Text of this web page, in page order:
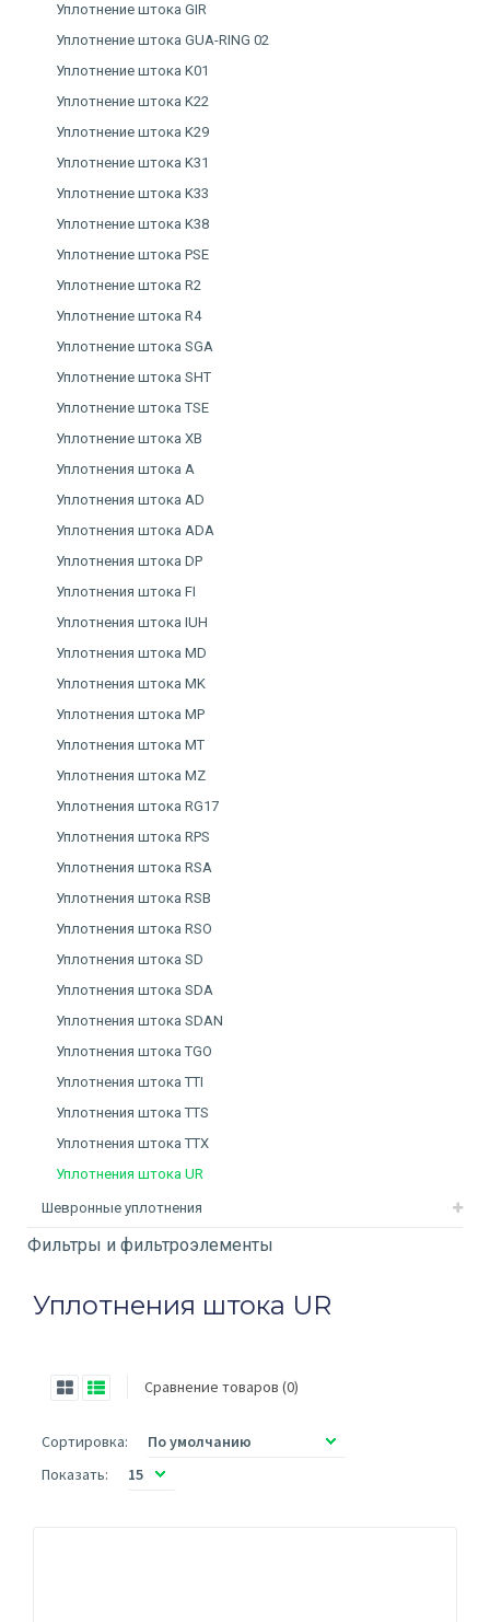
Уплотнение штока GIR
Уплотнение штока GUA-RING 02
Уплотнение штока K01
Уплотнение штока K22
Уплотнение штока K29
Уплотнение штока K31
Уплотнение штока K33
Уплотнение штока K38
Уплотнение штока PSE
Уплотнение штока R2
Уплотнение штока R4
Уплотнение штока SGA
Уплотнение штока SHT
Уплотнение штока TSE
Уплотнение штока XB
Уплотнения штока A
Уплотнения штока AD
Уплотнения штока ADA
Уплотнения штока DP
Уплотнения штока FI
Уплотнения штока IUH
Уплотнения штока MD
Уплотнения штока MK
Уплотнения штока MP
Уплотнения штока MT
Уплотнения штока MZ
Уплотнения штока RG17
Уплотнения штока RPS
Уплотнения штока RSA
Уплотнения штока RSB
Уплотнения штока RSO
Уплотнения штока SD
Уплотнения штока SDA
Уплотнения штока SDAN
Уплотнения штока TGO
Уплотнения штока TTI
Уплотнения штока TTS
Уплотнения штока TTX
Уплотнения штока UR
Шевронные уплотнения
Фильтры и фильтроэлементы
Уплотнения штока UR
Сравнение товаров (0)
Сортировка:
Показать: